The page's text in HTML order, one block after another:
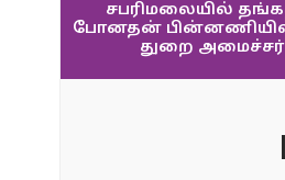
சபரிமலையில்
போனதன் பின்னணியில்
துறை அமைச்சர்